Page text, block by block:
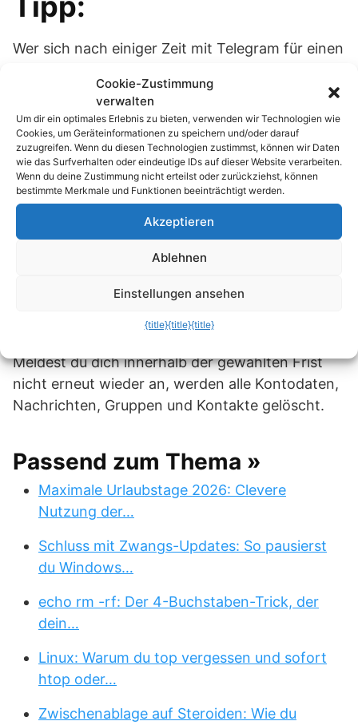
Wer sich nach einiger Zeit mit Telegram für einen
über die MenüeinstellungPrivatsphäre und
Sicherheiteinstellen, wann die Kontodaten von
den Telegram-Servern gelöscht werden soll.
ÜberAutomatische Kontolöschungkannst du
aus insgesamt vier Fristen auswählen:
6 Monate (Standardeinstellung)
Meldest du dich innerhalb der gewählten Frist
nicht erneut wieder an, werden alle Kontodaten,
Nachrichten, Gruppen und Kontakte gelöscht.
Passend zum Thema »
Maximale Urlaubstage 2026: Clevere
Nutzung der…
Schluss mit Zwangs-Updates: So pausierst
du Windows…
echo rm -rf: Der 4-Buchstaben-Trick, der
dein…
Linux: Warum du top vergessen und sofort
htop oder…
Zwischenablage auf Steroiden: Wie du
Cookie-Zustimmung
verwalten
Um dir ein optimales Erlebnis zu bieten, verwenden wir Technologien wie
Cookies, um Geräteinformationen zu speichern und/oder darauf
zuzugreifen. Wenn du diesen Technologien zustimmst, können wir Daten
wie das Surfverhalten oder eindeutige IDs auf dieser Website verarbeiten.
Wenn du deine Zustimmung nicht erteilst oder zurückziehst, können
bestimmte Merkmale und Funktionen beeinträchtigt werden.
Akzeptieren
Ablehnen
Einstellungen ansehen
{title}{title}{title}